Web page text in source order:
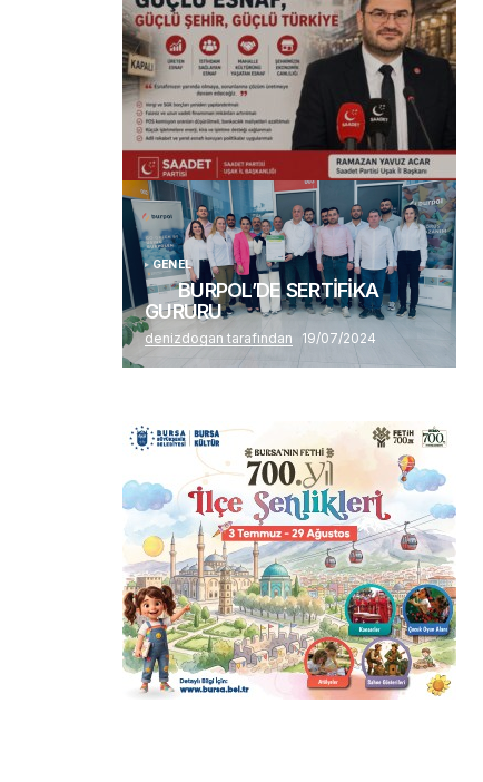
(başlıksız)
Alaattin Karahan tarafından 14/07/2026
GENEL
BURPOL’DE SERTİFİKA
GURURU
denizdogan tarafından 19/07/2024